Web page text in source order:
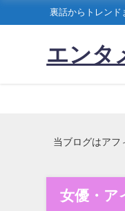
裏話からトレンド
エンタ
当ブログはアフ
女優・ア